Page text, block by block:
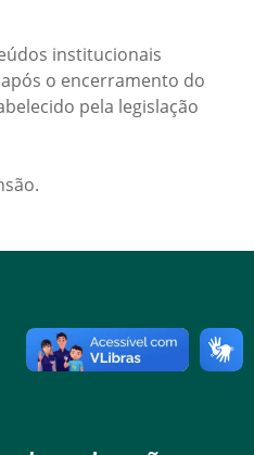
institucionais
o encerramento do
pela legislação